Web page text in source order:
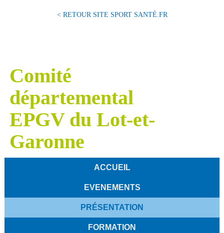
< RETOUR SITE SPORT SANTÉ.FR
Comité
départemental
EPGV du Lot-et-
Garonne
ACCUEIL
EVENEMENTS
PRÉSENTATION
FORMATION